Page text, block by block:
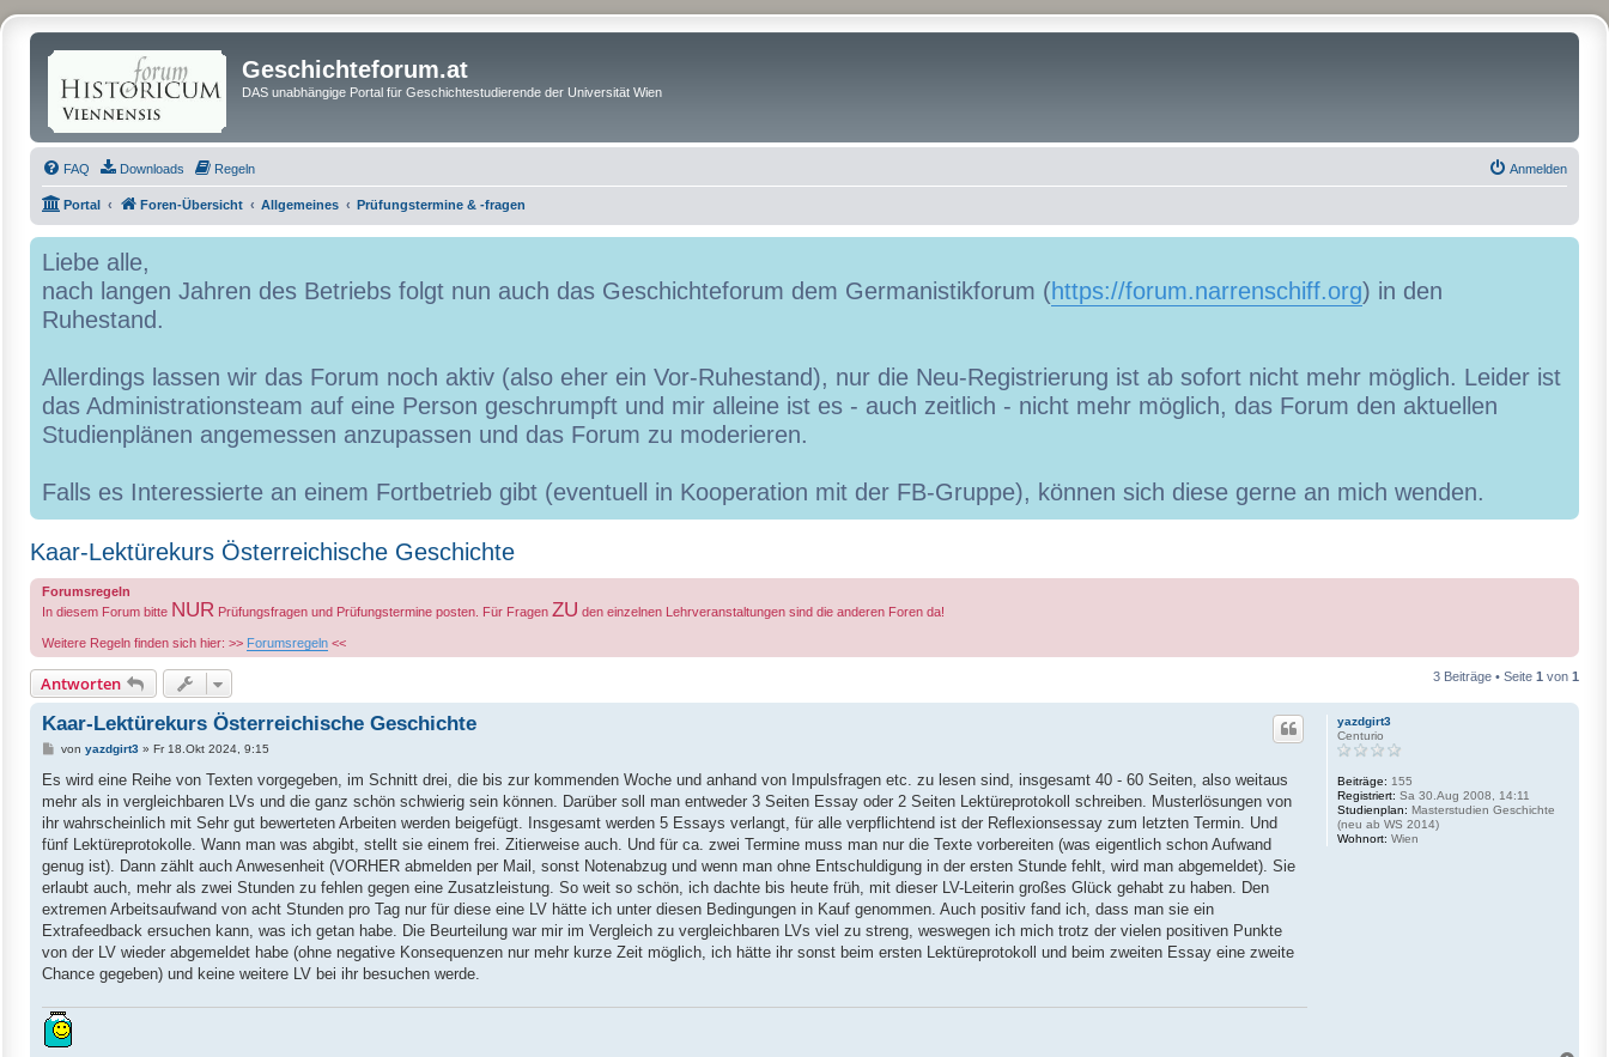
Geschichteforum.at
DAS unabhängige Portal für Geschichtestudierende der Universität Wien
FAQ Downloads Regeln Anmelden
Portal Foren-Übersicht Allgemeines Prüfungstermine & -fragen
Liebe alle,
nach langen Jahren des Betriebs folgt nun auch das Geschichteforum dem Germanistikforum (https://forum.narrenschiff.org) in den
Ruhestand.
Allerdings lassen wir das Forum noch aktiv (also eher ein Vor-Ruhestand), nur die Neu-Registrierung ist ab sofort nicht mehr möglich. Leider ist
das Administrationsteam auf eine Person geschrumpft und mir alleine ist es - auch zeitlich - nicht mehr möglich, das Forum den aktuellen
Studienplänen angemessen anzupassen und das Forum zu moderieren.
Falls es Interessierte an einem Fortbetrieb gibt (eventuell in Kooperation mit der FB-Gruppe), können sich diese gerne an mich wenden.
Kaar-Lektürekurs Österreichische Geschichte
Forumsregeln
In diesem Forum bitte NUR Prüfungsfragen und Prüfungstermine posten. Für Fragen ZU den einzelnen Lehrveranstaltungen sind die anderen Foren da!
Weitere Regeln finden sich hier: >> Forumsregeln <<
Antworten 3 Beiträge • Seite 1 von 1
yazdgirt3
Centurio
Beiträge: 155
Registriert: Sa 30.Aug 2008, 14:11
Studienplan: Masterstudien Geschichte
(neu ab WS 2014)
Wohnort: Wien
Kaar-Lektürekurs Österreichische Geschichte
B
i
r
a
von yazdgirt3» Fr 18.Okt 2024, 9:15
Es wird eine Reihe von Texten vorgegeben, im Schnitt drei, die bis zur kommenden Woche und anhand von Impulsfragen etc. zu lesen sind, insgesamt 40 - 60 Seiten, also weitaus
mehr als in vergleichbaren LVs und die ganz schön schwierig sein können. Darüber soll man entweder 3 Seiten Essay oder 2 Seiten Lektüreprotokoll schreiben. Musterlösungen von
ihr wahrscheinlich mit Sehr gut bewerteten Arbeiten werden beigefügt. Insgesamt werden 5 Essays verlangt, für alle verpflichtend ist der Reflexionsessay zum letzten Termin. Und
fünf Lektüreprotokolle. Wann man was abgibt, stellt sie einem frei. Zitierweise auch. Und für ca. zwei Termine muss man nur die Texte vorbereiten (was eigentlich schon Aufwand
genug ist). Dann zählt auch Anwesenheit (VORHER abmelden per Mail, sonst Notenabzug und wenn man ohne Entschuldigung in der ersten Stunde fehlt, wird man abgemeldet). Sie
erlaubt auch, mehr als zwei Stunden zu fehlen gegen eine Zusatzleistung. So weit so schön, ich dachte bis heute früh, mit dieser LV-Leiterin großes Glück gehabt zu haben. Den
extremen Arbeitsaufwand von acht Stunden pro Tag nur für diese eine LV hätte ich unter diesen Bedingungen in Kauf genommen. Auch positiv fand ich, dass man sie ein
Extrafeedback ersuchen kann, was ich getan habe. Die Beurteilung war mir im Vergleich zu vergleichbaren LVs viel zu streng, weswegen ich mich trotz der vielen positiven Punkte
von der LV wieder abgemeldet habe (ohne negative Konsequenzen nur mehr kurze Zeit möglich, ich hätte ihr sonst beim ersten Lektüreprotokoll und beim zweiten Essay eine zweite
Chance gegeben) und keine weitere LV bei ihr besuchen werde.